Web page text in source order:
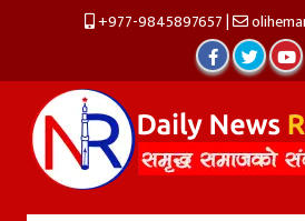
+977-9845897657|